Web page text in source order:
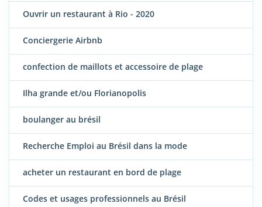
Ouvrir un restaurant à Rio - 2020
Conciergerie Airbnb
confection de maillots et accessoire de plage
Ilha grande et/ou Florianopolis
boulanger au brésil
Recherche Emploi au Brésil dans la mode
acheter un restaurant en bord de plage
Codes et usages professionnels au Brésil